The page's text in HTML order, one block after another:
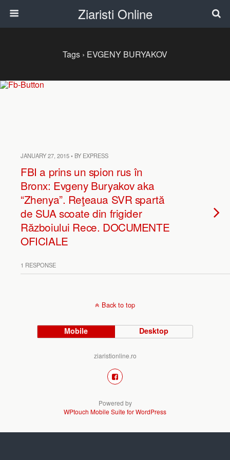
Ziaristi Online
Tags › EVGENY BURYAKOV
JANUARY 27, 2015 • BY EXPRESS
FBI a prins un spion rus în
Bronx: Evgeny Buryakov aka
“Zhenya”. Reţeaua SVR spartă
de SUA scoate din frigider
Războiului Rece. DOCUMENTE
OFICIALE
1 RESPONSE
Back to top
Mobile Desktop
ziaristionline.ro
Powered by
WPtouch Mobile Suite for WordPress